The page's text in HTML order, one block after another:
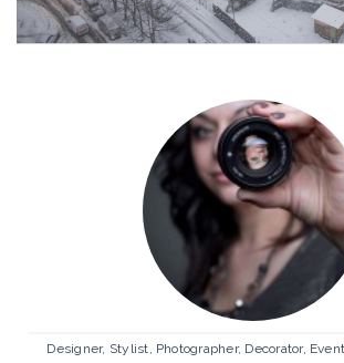
Designer, Stylist, Photographer, Decorator,